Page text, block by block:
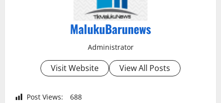
MalukuBarunews
Administrator
Visit Website View All Posts
Post Views: 688